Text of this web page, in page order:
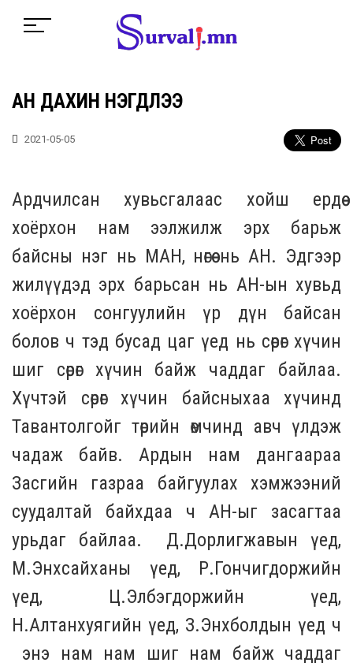
АН ДАХИН НЭГДЛЭЭ
2021-05-05
Ардчилсан хувьсгалаас хойш ердөө
хоёрхон нам ээлжилж эрх барьж
байсны нэг нь МАН, нөгөө нь АН. Эдгээр
жилүүдэд эрх барьсан нь АН-ын хувьд
хоёрхон сонгуулийн үр дүн байсан
болов ч тэд бусад цаг үед нь сөрөг хүчин
шиг сөрөг хүчин байж чаддаг байлаа.
Хүчтэй сөрөг хүчин байсныхаа хүчинд
Тавантолгойг төрийн өмчинд авч үлдэж
чадаж байв. Ардын нам дангаараа
Засгийн газраа байгуулах хэмжээний
суудалтай байхдаа ч АН-ыг засагтаа
урьдаг байлаа. Д.Дорлигжавын үед,
М.Энхсайханы үед, Р.Гончигдоржийн
үед, Ц.Элбэгдоржийн үед,
Н.Алтанхуягийн үед, З.Энхболдын үед ч
энэ нам нам шиг нам байж чаддаг